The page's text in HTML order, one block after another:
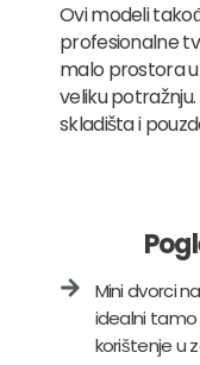
Ovi modeli
profesionalne
malo prostora
veliku
skladišta i
Mini dvorci
idealni tamo
korištenje u